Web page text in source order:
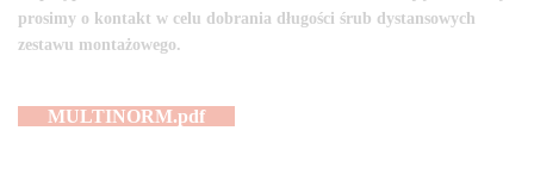
prosimy o kontakt w celu dobrania długości śrub dystansowych
zestawu montażowego.
MULTINORM.pdf